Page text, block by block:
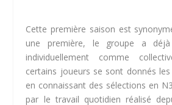
Cette première saison est
une première, le groupe a déjà
individuellement comme
certains joueurs se sont donnés
en connaissant des sélections en
par le travail quotidien réalisé